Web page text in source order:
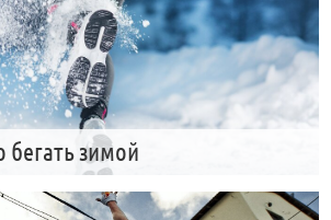
бегать зимой